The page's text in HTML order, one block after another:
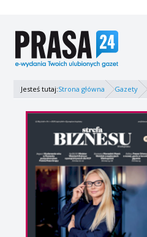
Jesteś tutaj:Strona główna Gazety